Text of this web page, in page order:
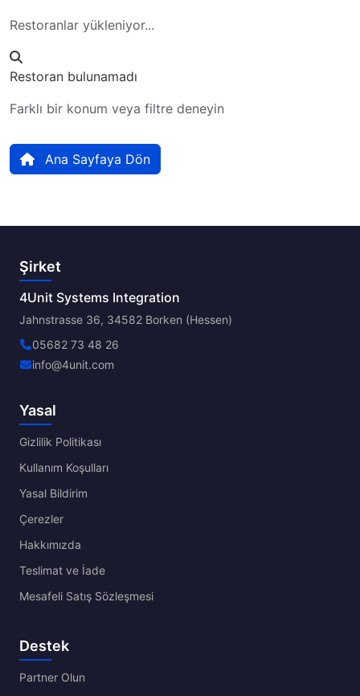
Restoranlar yükleniyor...
Restoran bulunamadı
Farklı bir konum veya filtre deneyin
Ana Sayfaya Dön
Şirket
4Unit Systems Integration
Jahnstrasse 36, 34582 Borken (Hessen)
05682 73 48 26
info@4unit.com
Yasal
Gizlilik Politikası
Kullanım Koşulları
Yasal Bildirim
Çerezler
Hakkımızda
Teslimat ve İade
Mesafeli Satış Sözleşmesi
Destek
Partner Olun